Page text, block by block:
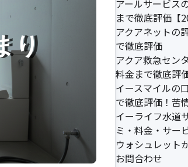
アールサービス
まで徹底評価【
アクアネットの
で徹底評価
アクア救急セン
料金まで徹底評
イースマイルの
で徹底評価！苦
イーライフ水道
ミ・料金・サー
ウォシュレット
お問合わせ